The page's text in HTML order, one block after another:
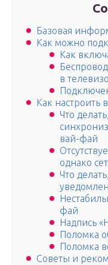
Базовая
Как можно
Как
в
Как настроить
Что
вай-фай
однако
Что
фай
Надпись
Поломка
Поломка
Советы и